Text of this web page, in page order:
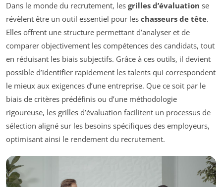
Dans le monde du recrutement, les grilles d’évaluation se
révèlent être un outil essentiel pour les chasseurs de tête.
Elles offrent une structure permettant d’analyser et de
comparer objectivement les compétences des candidats, tout
en réduisant les biais subjectifs. Grâce à ces outils, il devient
possible d’identifier rapidement les talents qui correspondent
le mieux aux exigences d’une entreprise. Que ce soit par le
biais de critères prédéfinis ou d’une méthodologie
rigoureuse, les grilles d’évaluation facilitent un processus de
sélection aligné sur les besoins spécifiques des employeurs,
optimisant ainsi le rendement du recrutement.